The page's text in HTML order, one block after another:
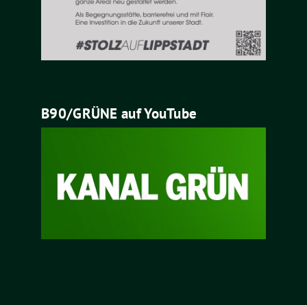
B90/GRÜNE auf YouTube